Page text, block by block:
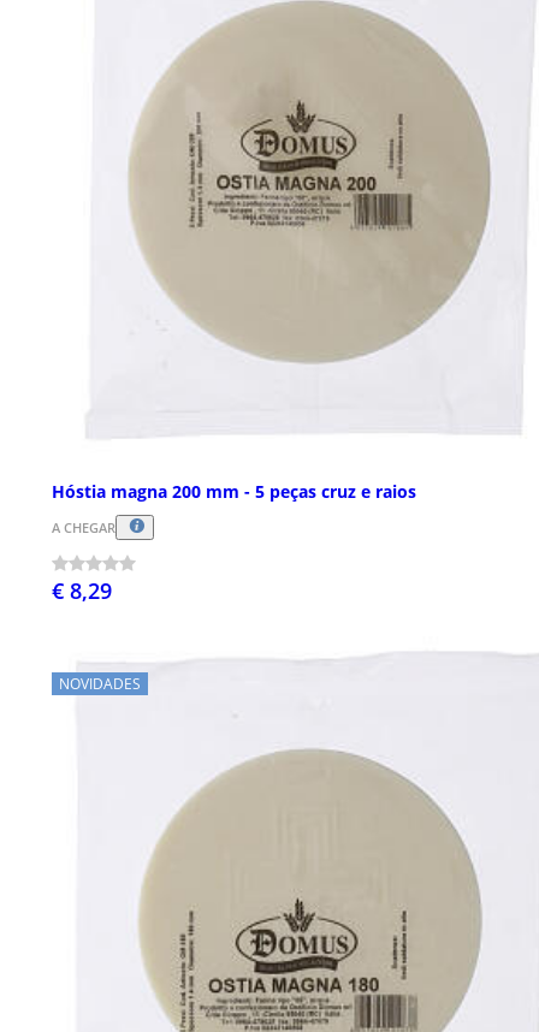
Hóstia magna 200 mm - 5 peças cruz e raios
A CHEGAR
€ 8,29
NOVIDADES